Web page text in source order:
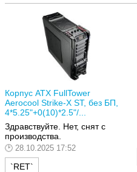
Корпус ATX FullTower
Aerocool Strike-X ST, без БП,
4*5.25"+0(10)*2.5"/...
Здравствуйте. Нет, снят с
производства.
28.10.2025 17:52
`RET`